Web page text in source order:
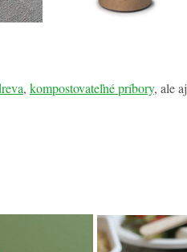
, kompostovateľné príbory, ale aj